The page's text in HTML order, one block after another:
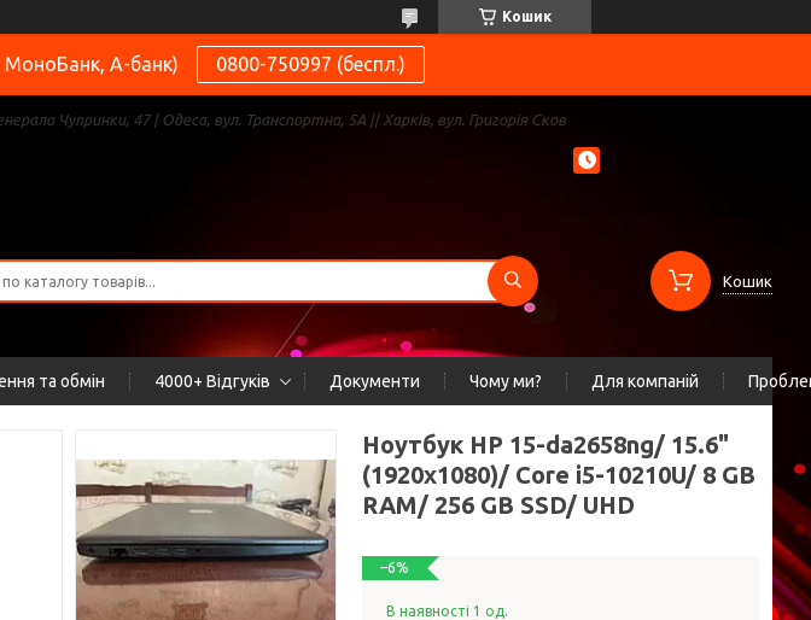
Кошик
МоноБанк, А-банк) 0800-750997 (беспл.)
Чупринки, 47 | Одеса, вул. Транспортна, 5А || Харків, вул. Григорія Сков
Кошик
та обмін 4000+ Відгуків Документи Чому ми? Для компаній
Ноутбук HP 15-da2658ng/ 15.6"
(1920x1080)/ Core i5-10210U/ 8 GB
RAM/ 256 GB SSD/ UHD
–6%
В наявності 1 од.